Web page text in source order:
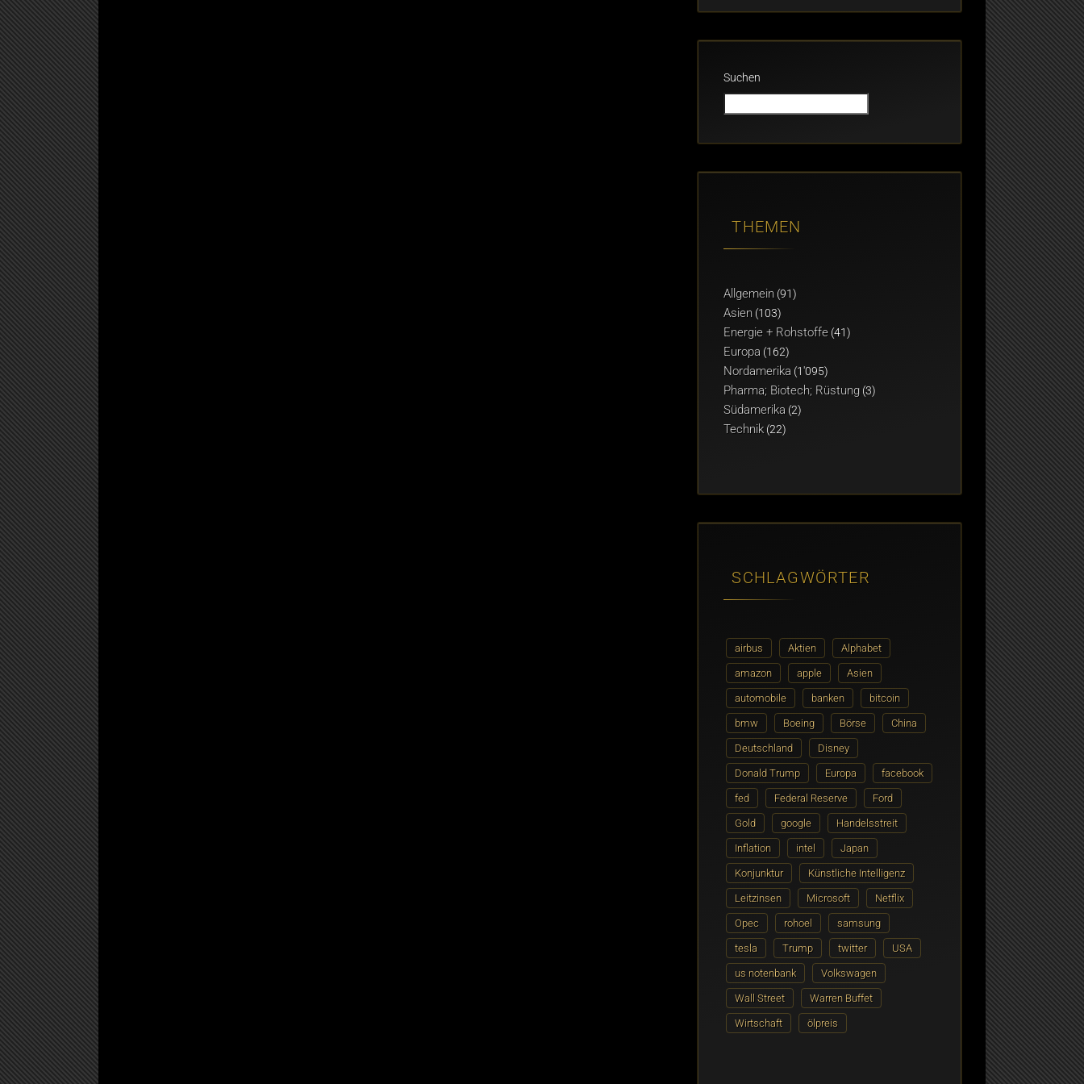
Suchen
THEMEN
Allgemein (91)
Asien (103)
Energie + Rohstoffe (41)
Europa (162)
Nordamerika (1'095)
Pharma; Biotech; Rüstung (3)
Südamerika (2)
Technik (22)
SCHLAGWÖRTER
airbus Aktien Alphabet
amazon apple Asien
automobile banken bitcoin
bmw Boeing Börse China
Deutschland Disney
Donald Trump Europa facebook
fed Federal Reserve Ford
Gold google Handelsstreit
Inflation intel Japan
Konjunktur Künstliche Intelligenz
Leitzinsen Microsoft Netflix
Opec rohoel samsung
tesla Trump twitter USA
us notenbank Volkswagen
Wall Street Warren Buffet
Wirtschaft ölpreis